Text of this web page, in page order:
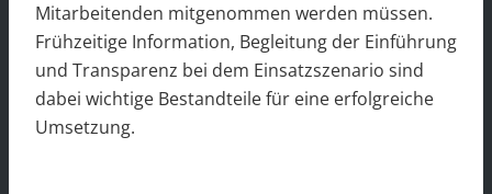
Mitarbeitenden mitgenommen werden müssen.
Frühzeitige Information, Begleitung der Einführung
und Transparenz bei dem Einsatzszenario sind
dabei wichtige Bestandteile für eine erfolgreiche
Umsetzung.